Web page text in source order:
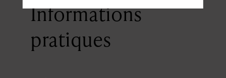
Informations
pratiques